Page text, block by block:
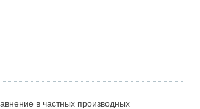
в частных производных